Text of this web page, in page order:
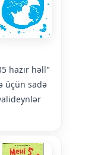
hazır həll"
üçün sadə